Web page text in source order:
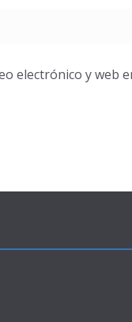
electrónico y web